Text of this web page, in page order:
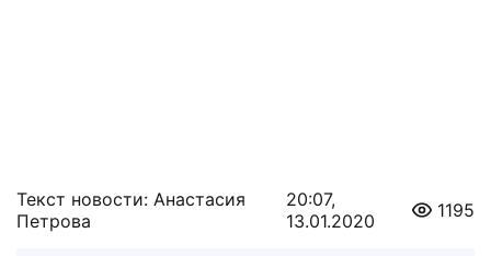
Текст новости: Анастасия
Петрова
20:07,
13.01.2020
1195